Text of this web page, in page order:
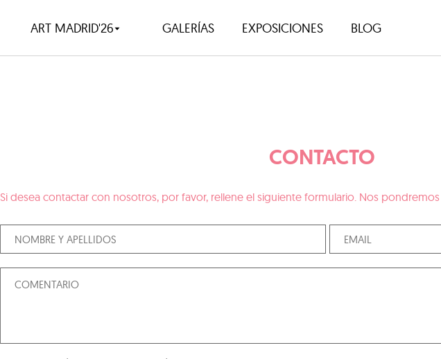
ART MADRID'26 GALERÍAS EXPOSICIONES BLOG
CONTACTO
Si desea contactar con nosotros, por favor, rellene el siguiente formulario. Nos